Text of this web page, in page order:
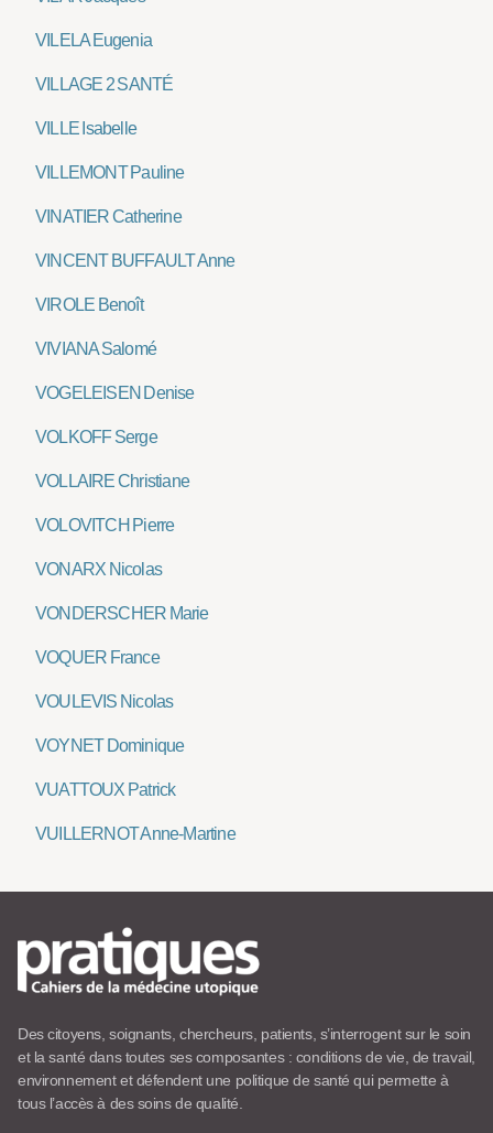
VILELA Eugenia
VILLAGE 2 SANTÉ
VILLE Isabelle
VILLEMONT Pauline
VINATIER Catherine
VINCENT BUFFAULT Anne
VIROLE Benoît
VIVIANA Salomé
VOGELEISEN Denise
VOLKOFF Serge
VOLLAIRE Christiane
VOLOVITCH Pierre
VONARX Nicolas
VONDERSCHER Marie
VOQUER France
VOULEVIS Nicolas
VOYNET Dominique
VUATTOUX Patrick
VUILLERNOT Anne-Martine
Des citoyens, soignants, chercheurs, patients, s’interrogent sur le soin
et la santé dans toutes ses composantes : conditions de vie, de travail,
environnement et défendent une politique de santé qui permette à
tous l’accès à des soins de qualité.